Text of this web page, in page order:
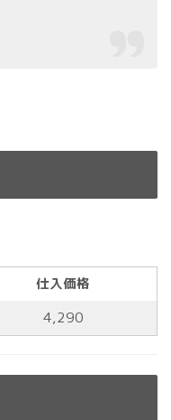
仕入価格
4,290